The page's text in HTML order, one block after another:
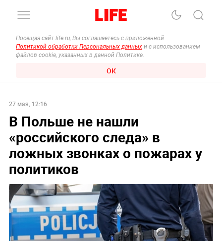
Посещая сайт life.ru, Вы соглашаетесь с приложенной
Политикой обработки Персональных данных и с использованием
файлов cookie, указанных в данной Политике.
ОК
27 мая, 12:16
В Польше не нашли
«российского следа» в
ложных звонках о пожарах у
политиков